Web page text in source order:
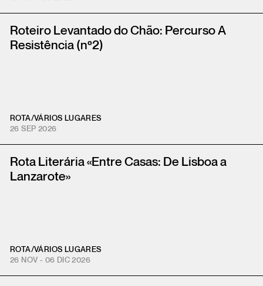
Roteiro Levantado do Chão: Percurso A
Resistência (nº2)
ROTA/VÁRIOS LUGARES
26 SEP 2026
Rota Literária «Entre Casas: De Lisboa a
Lanzarote»
ROTA/VÁRIOS LUGARES
26 NOV - 06 DIC 2026